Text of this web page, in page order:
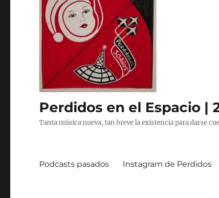
Perdidos en el Espacio |
Tanta música nueva, tan breve la existencia para darse
Podcasts pasados Instagram de Perdidos